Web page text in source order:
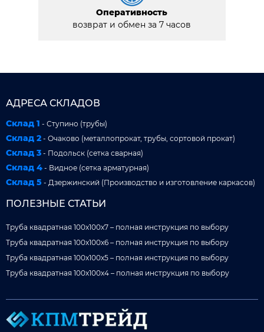
Оперативность
возврат и обмен за 7 часов
АДРЕСА СКЛАДОВ
Склад 1 - Ступино (трубы)
Склад 2 - Очаково (металлопрокат, трубы, сортовой прокат)
Склад 3 - Подольск (сетка сварная)
Склад 4 - Видное (сетка арматурная)
Склад 5 - Дзержинский (Производство и изготовление каркасов)
ПОЛЕЗНЫЕ СТАТЬИ
Труба квадратная 100x100x7 – полная инструкция по выбору
Труба квадратная 100x100x6 – полная инструкция по выбору
Труба квадратная 100x100x5 – полная инструкция по выбору
Труба квадратная 100x100x4 – полная инструкция по выбору